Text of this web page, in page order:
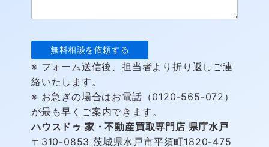
※ フォーム送信後、担当者より折り返しご連
絡いたします。
※ お急ぎの場合はお電話（0120-565-072）
が最も早くご案内できます。
ハウスドゥ 家・不動産買取専門店 県庁水戸
〒310-0853 茨城県水戸市平須町1820-475